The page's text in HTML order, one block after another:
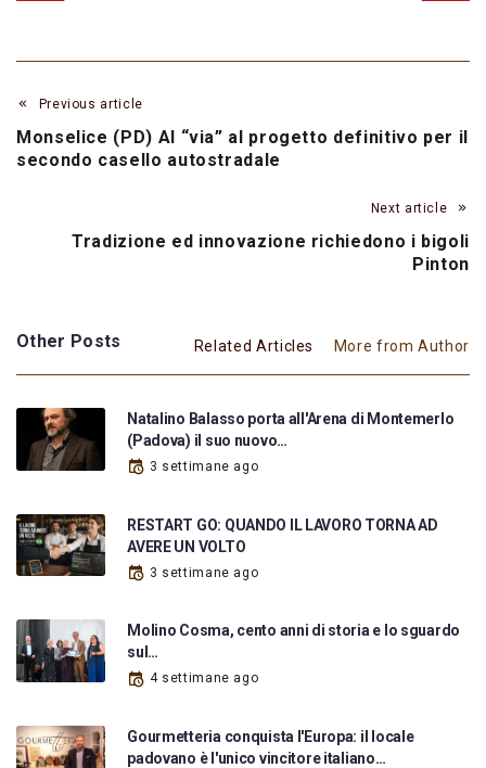
Previous article
Monselice (PD) Al “via” al progetto definitivo per il
secondo casello autostradale
Next article
Tradizione ed innovazione richiedono i bigoli
Pinton
Other Posts Related Articles More from Author
Natalino Balasso porta all'Arena di Montemerlo
(Padova) il suo nuovo…
3 settimane ago
RESTART GO: QUANDO IL LAVORO TORNA AD
AVERE UN VOLTO
3 settimane ago
Molino Cosma, cento anni di storia e lo sguardo
sul…
4 settimane ago
Gourmetteria conquista l'Europa: il locale
padovano è l'unico vincitore italiano…